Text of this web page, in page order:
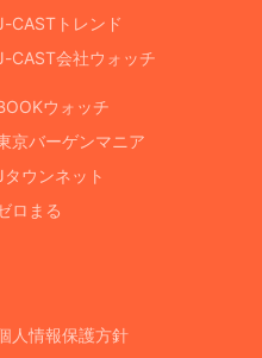
CASTトレンド
CAST会社ウォッチ
ウォッチ
京バーゲンマニア
タウンネット
ロまる
人情報保護方針